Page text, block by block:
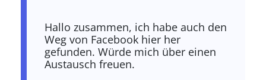
Hallo zusammen, ich habe auch den
Weg von Facebook hier her
gefunden. Würde mich über einen
Austausch freuen.